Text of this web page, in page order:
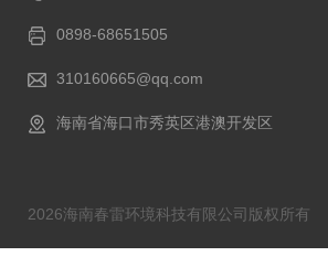
0898-68651505
310160665@qq.com
海南省海口市秀英区港澳开发区
2026海南春雷环境科技有限公司版权所有